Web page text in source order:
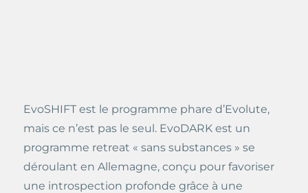
EvoSHIFT est le programme phare d’Evolute,
mais ce n’est pas le seul. EvoDARK est un
programme retreat « sans substances » se
déroulant en Allemagne, conçu pour favoriser
une introspection profonde grâce à une